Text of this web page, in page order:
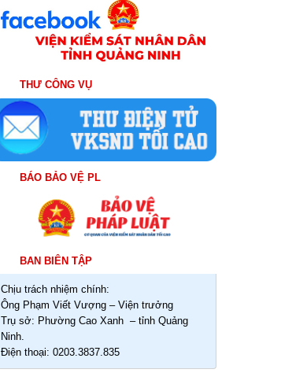
THƯ CÔNG VỤ
BÁO BẢO VỆ PL
BAN BIÊN TẬP
Chịu trách nhiệm chính:
Ông Phạm Viết Vượng – Viện trưởng
Trụ sở: Phường Cao Xanh – tỉnh Quảng
Ninh.
Điện thoại: 0203.3837.835